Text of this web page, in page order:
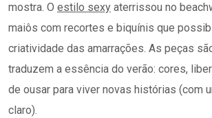
mostra. O estilo sexy aterrissou no
maiôs com recortes e biquínis que
criatividade das amarrações. As peças
traduzem a essência do verão: cores,
de ousar para viver novas histórias (com
claro).